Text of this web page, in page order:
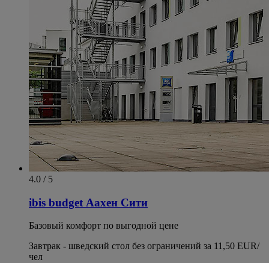
4.0 / 5
ibis budget Аахен Сити
Базовый комфорт по выгодной цене
Завтрак - шведский стол без ограничений за 11,50 EUR/
чел